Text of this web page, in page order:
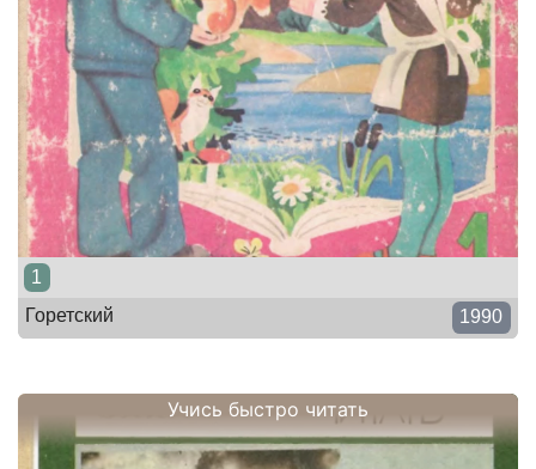
1
Горетский
1990
Учись быстро читать